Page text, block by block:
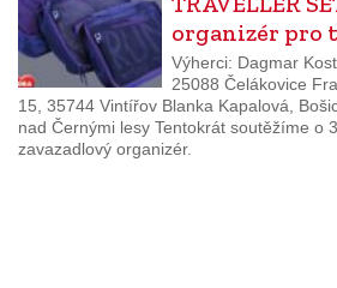
organizér pro
Výherci: Dagmar
25088 Čelákovice
15, 35744 Vintířov Blanka Kapalová,
nad Černými lesy Tentokrát soutěžíme o
zavazadlový organizér.